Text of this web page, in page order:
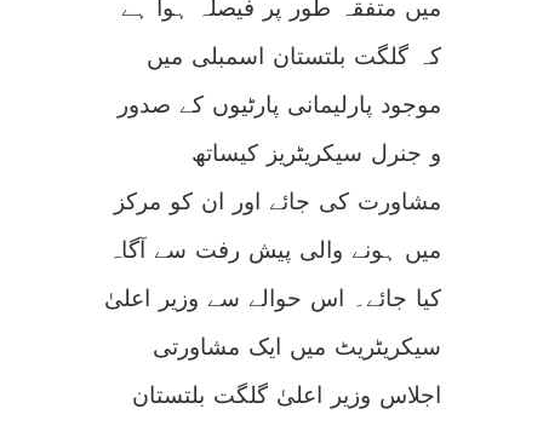
میں متفقہ طور پر فیصلہ ہوا ہے
کہ گلگت بلتستان اسمبلی میں
موجود پارلیمانی پارٹیوں کے صدور
و جنرل سیکریٹریز کیساتھ
مشاورت کی جائے اور ان کو مرکز
میں ہونے والی پیش رفت سے آگاہ
کیا جائے۔ اس حوالے سے وزیر اعلیٰ
سیکریٹریٹ میں ایک مشاورتی
اجلاس وزیر اعلیٰ گلگت بلتستان